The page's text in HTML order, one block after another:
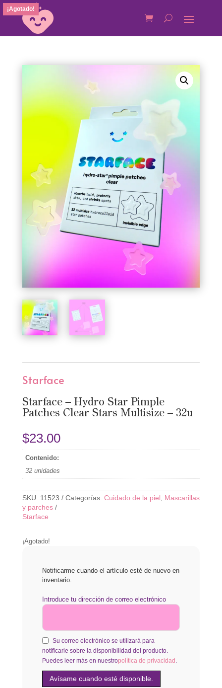
¡Agotado!
Starface
Starface – Hydro Star Pimple
Patches Clear Stars Multisize – 32u
$23.00
Contenido:
32 unidades
SKU: 11523 Categorías: Cuidado de la piel, Mascarillas
y parches
Starface
¡Agotado!
Notificarme cuando el artículo esté de nuevo en
inventario.
Introduce tu dirección de correo electrónico
Su correo electrónico se utilizará para
notificarle sobre la disponibilidad del producto.
Puedes leer más en nuestropolítica de privacidad